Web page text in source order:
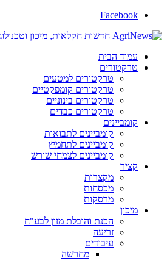
Facebook
עמוד הבית
טרקטורים
טרקטורים למטעים
טרקטורים קומפקטיים
טרקטורים בינוניים
טרקטורים כבדים
קומביינים
קומביינים לתבואות
קומביינים לתחמיץ
קומביינים לצמחי שורש
קציר
מקצרות
מכסחות
מרסקות
מיכון
הכנת והובלת מזון לבע"ח
זריעה
עיבודים
מחרשה